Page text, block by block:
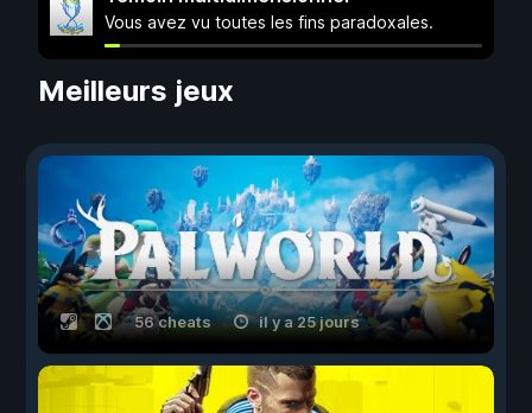
Vous avez vu toutes les fins paradoxales.
Meilleurs jeux
56 cheats il y a 25 jours